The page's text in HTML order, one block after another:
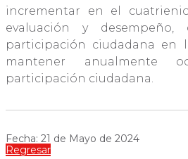
incrementar en el
evaluación y
participación ciudadana en
mantener anualmente
participación ciudadana.
Fecha: 21 de Mayo de 2024
Regresar